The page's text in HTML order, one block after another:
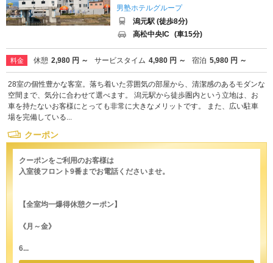
男塾ホテルグループ
潟元駅 (徒歩8分)
高松中央IC (車15分)
料金 休憩 2,980 円 ～ サービスタイム 4,980 円 ～ 宿泊 5,980 円 ～
28室の個性豊かな客室。落ち着いた雰囲気の部屋から、清潔感のあるモダンな
空間まで、気分に合わせて選べます。 潟元駅から徒歩圏内という立地は、お
車を持たないお客様にとっても非常に大きなメリットです。 また、広い駐車
場を完備している...
クーポン
クーポンをご利用のお客様は
入室後フロント9番までお電話くださいませ。
【全室均一爆得休憩クーポン】
《月～金》
6...